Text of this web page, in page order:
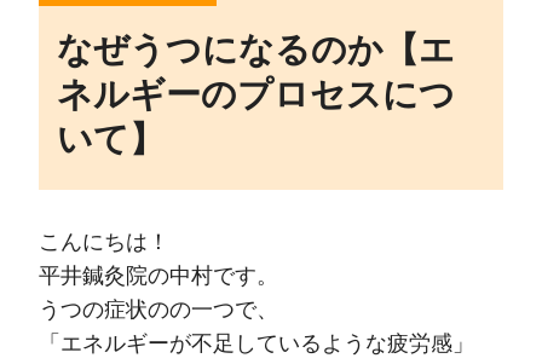
なぜうつになるのか【エ
ネルギーのプロセスにつ
いて】
こんにちは！
平井鍼灸院の中村です。
うつの症状のの一つで、
「エネルギーが不足しているような疲労感」